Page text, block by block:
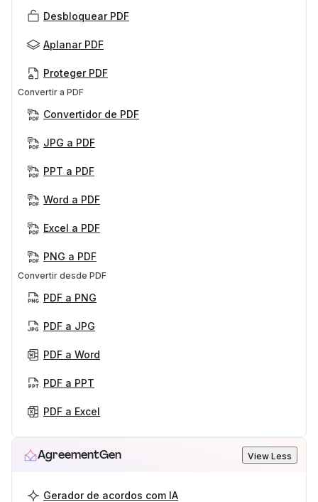
Desbloquear PDF
Aplanar PDF
Proteger PDF
Convertir a PDF
Convertidor de PDF
JPG a PDF
PPT a PDF
Word a PDF
Excel a PDF
PNG a PDF
Convertir desde PDF
PDF a PNG
PDF a JPG
PDF a Word
PDF a PPT
PDF a Excel
AgreementGen View Less
Gerador de acordos com IA